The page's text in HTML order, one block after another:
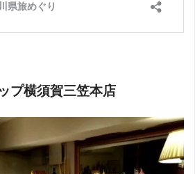
プ横須賀三笠本店